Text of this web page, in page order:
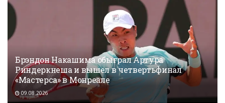
Брэндон Накашима обыграл Артура
Риндеркнеша и вышел в четвертьфинал
«Мастерса» в Монреале
09.08.2026